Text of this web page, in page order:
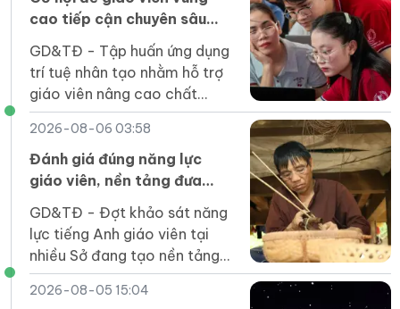
mạnh”.
cao tiếp cận chuyên sâu
các công cụ AI
GD&TĐ - Tập huấn ứng dụng
trí tuệ nhân tạo nhằm hỗ trợ
giáo viên nâng cao chất
lượng dạy học.
2026-08-06 03:58
Đánh giá đúng năng lực
giáo viên, nền tảng đưa
tiếng Anh thành ngôn ngữ
thứ hai
GD&TĐ - Đợt khảo sát năng
lực tiếng Anh giáo viên tại
nhiều Sở đang tạo nền tảng
dữ liệu để xây dựng kế hoạch
bồi dưỡng hiệu quả, thực
2026-08-05 15:04